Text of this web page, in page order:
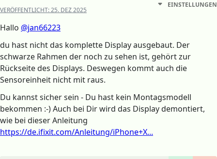
VERÖFFENTLICHT:25. DEZ 2025
EINSTELLUNGEN
Hallo @jan66223
du hast nicht das komplette Display ausgebaut. Der
schwarze Rahmen der noch zu sehen ist, gehört zur
Rückseite des Displays. Deswegen kommt auch die
Sensoreinheit nicht mit raus.
Du kannst sicher sein - Du hast kein Montagsmodell
bekommen :-) Auch bei Dir wird das Display demontiert,
wie bei dieser Anleitung
https://de.ifixit.com/Anleitung/iPhone+X...